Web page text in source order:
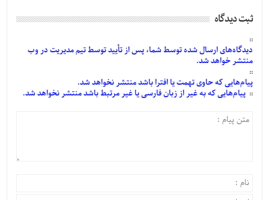
ثبت دیدگاه
دیدگاه‌هایارسالشدهتوسط شما، پس ازتأییدتوسط تیم مدیریت در وب
منتشر خواهد شد.
پیام‌هاییکه حاوی تهمت یا افترا باشد منتشر نخواهد شد.
پیام‌هاییکه به غیر از زبان فارسی یا غیر مرتبط باشد منتشر نخواهد شد.